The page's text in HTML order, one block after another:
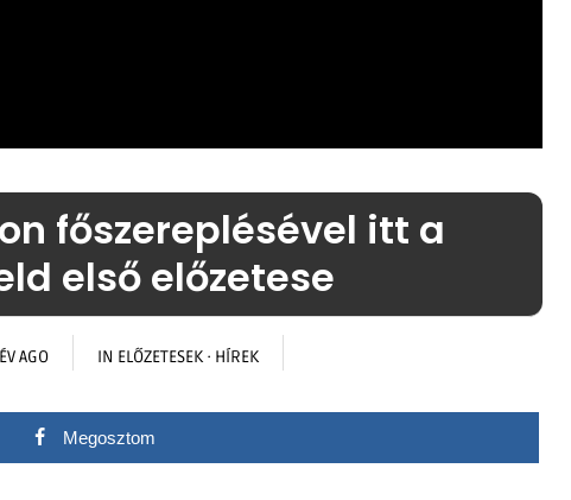
főszereplésével itt a
első előzetese
AGO IN ELŐZETESEK · HÍREK
Megosztom